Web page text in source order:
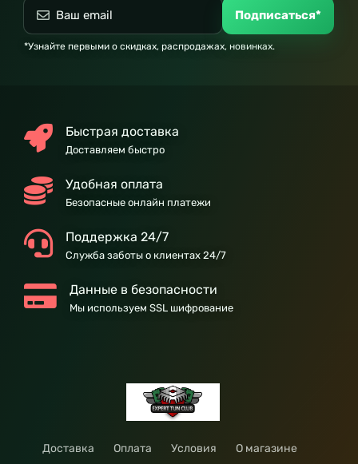
Подписаться*
*Узнайте первыми о скидках, распродажах, новинках.
Быстрая доставка
Доставляем быстро
Удобная оплата
Безопасные онлайн платежи
Поддержка 24/7
Служба заботы о клиентах 24/7
Данные в безопасности
Мы используем SSL шифрование
Доставка Оплата Условия О магазине